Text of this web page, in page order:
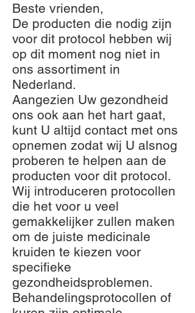
Beste vrienden,
De producten die nodig zijn
voor dit protocol hebben wij
op dit moment nog niet in
ons assortiment in
Nederland.
Aangezien Uw gezondheid
ons ook aan het hart gaat,
kunt U altijd contact met ons
opnemen zodat wij U alsnog
proberen te helpen aan de
producten voor dit protocol.
Wij introduceren protocollen
die het voor u veel
gemakkelijker zullen maken
om de juiste medicinale
kruiden te kiezen voor
specifieke
gezondheidsproblemen.
Behandelingsprotocollen of